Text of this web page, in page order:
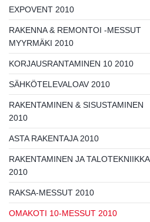
EXPOVENT 2010
RAKENNA & REMONTOI -MESSUT
MYYRMÄKI 2010
KORJAUSRANTAMINEN 10 2010
SÄHKÖTELEVALOAV 2010
RAKENTAMINEN & SISUSTAMINEN
2010
ASTA RAKENTAJA 2010
RAKENTAMINEN JA TALOTEKNIIKKA
2010
RAKSA-MESSUT 2010
OMAKOTI 10-MESSUT 2010